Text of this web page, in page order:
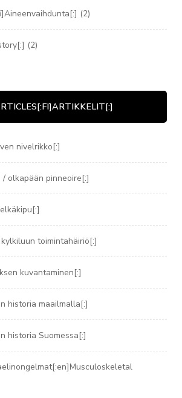
(2)
(2)
nivelrikko[:]
olkapään pinneoire[:]
toimintahäiriö[:]
kuvantaminen[:]
historia maailmalla[:]
historia Suomessa[:]